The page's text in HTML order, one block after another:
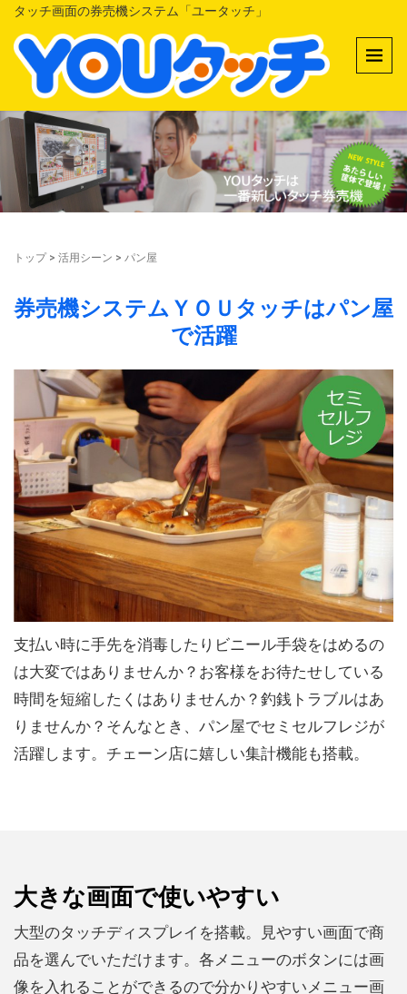
タッチ画面の券売機システム「ユータッチ」
トップ> 活用シーン > パン屋
券売機システムＹＯＵタッチはパン屋
で活躍
支払い時に手先を消毒したりビニール手袋をはめるの
は大変ではありませんか？お客様をお待たせしている
時間を短縮したくはありませんか？釣銭トラブルはあ
りませんか？そんなとき、パン屋でセミセルフレジが
活躍します。チェーン店に嬉しい集計機能も搭載。
大きな画面で使いやすい
大型のタッチディスプレイを搭載。見やすい画面で商
品を選んでいただけます。各メニューのボタンには画
像を入れることができるので分かりやすいメニュー画